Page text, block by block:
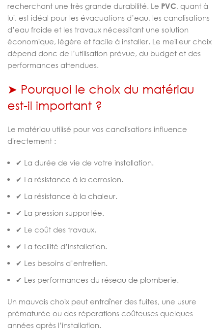
recherchant une très grande durabilité. Le PVC, quant à
lui, est idéal pour les évacuations d’eau, les canalisations
d’eau froide et les travaux nécessitant une solution
économique, légère et facile à installer. Le meilleur choix
dépend donc de l’utilisation prévue, du budget et des
performances attendues.
➤ Pourquoi le choix du matériau
est-il important ?
Le matériau utilisé pour vos canalisations influence
directement :
✔ La durée de vie de votre installation.
✔ La résistance à la corrosion.
✔ La résistance à la chaleur.
✔ La pression supportée.
✔ Le coût des travaux.
✔ La facilité d’installation.
✔ Les besoins d’entretien.
✔ Les performances du réseau de plomberie.
Un mauvais choix peut entraîner des fuites, une usure
prématurée ou des réparations coûteuses quelques
années après l’installation.